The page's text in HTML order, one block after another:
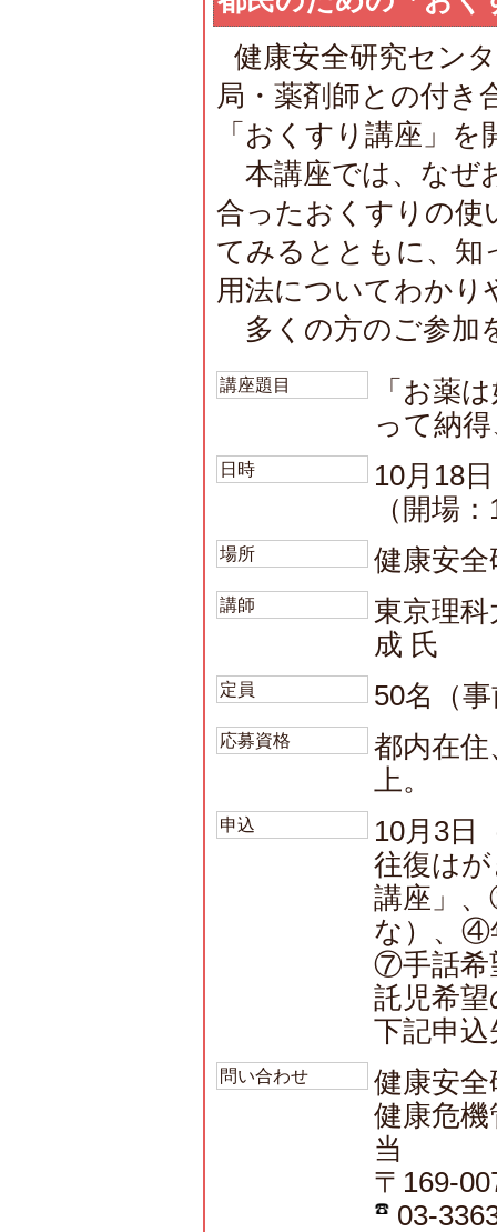
健康安全研究セン
局・薬剤師との付き
「おくすり講座」を
本講座では、なぜ
合ったおくすりの使
てみるとともに、知
用法についてわかり
多くの方のご参加
講座題目
「お薬
って納
日時
10月18
（開場
場所 健康安
講師
東京理
成 氏
定員 50名（
応募資格
都内在
上。
申込
10月3日
往復は
講座」
な）、④
⑦手話希
託児希
下記申込
問い合わせ
健康安
健康危
当
〒169-
03-